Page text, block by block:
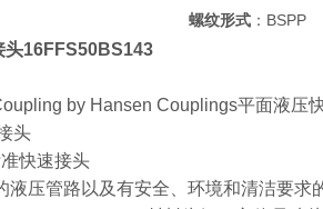
螺纹形式 ：BSPP
头16FFS50BS143
by Hansen Couplings平面液压
头
快速接头
液压管路以及有安全、环境和清洁要